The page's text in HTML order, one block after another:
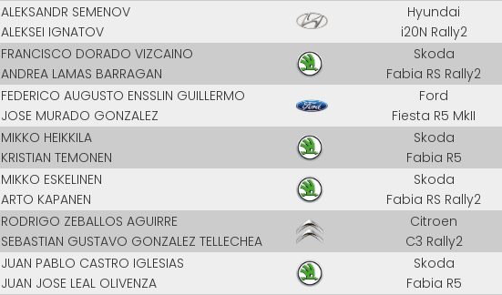
ALEKSANDR SEMENOV
ALEKSEI IGNATOV
Hyundai
i20N Rally2
FRANCISCO DORADO VIZCAINO
ANDREA LAMAS BARRAGAN
Skoda
Fabia RS Rally2
FEDERICO AUGUSTO ENSSLIN GUILLERMO
JOSE MURADO GONZALEZ
Ford
Fiesta R5 MkII
MIKKO HEIKKILA
KRISTIAN TEMONEN
Skoda
Fabia R5
MIKKO ESKELINEN
ARTO KAPANEN
Skoda
Fabia RS Rally2
RODRIGO ZEBALLOS AGUIRRE
SEBASTIAN GUSTAVO GONZALEZ TELLECHEA
Citroen
C3 Rally2
JUAN PABLO CASTRO IGLESIAS
JUAN JOSE LEAL OLIVENZA
Skoda
Fabia R5